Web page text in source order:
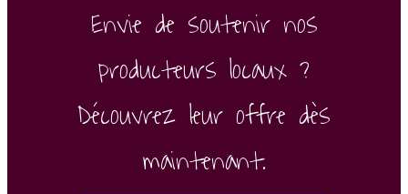
Envie de soutenir nos
producteurs locaux ?
Découvrez leur offre dès
maintenant.